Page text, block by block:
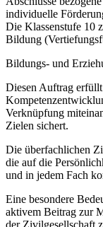
individuelle
Die Klassenstufe 10
Bildung
Bildungs- und
Diesen Auftrag
Verknüpfung
Zielen sichert.
Die überfachlichen
die auf die
und in jedem Fach
Eine besondere
aktivem Beitrag zur